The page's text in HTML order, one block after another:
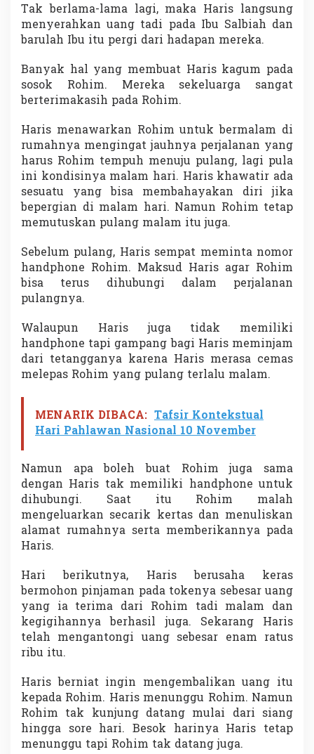
Tak berlama-lama lagi, maka Haris langsung
menyerahkan uang tadi pada Ibu Salbiah dan
barulah Ibu itu pergi dari hadapan mereka.
Banyak hal yang membuat Haris kagum pada
sosok Rohim. Mereka sekeluarga sangat
berterimakasih pada Rohim.
Haris menawarkan Rohim untuk bermalam di
rumahnya mengingat jauhnya perjalanan yang
harus Rohim tempuh menuju pulang, lagi pula
ini kondisinya malam hari. Haris khawatir ada
sesuatu yang bisa membahayakan diri jika
bepergian di malam hari. Namun Rohim tetap
memutuskan pulang malam itu juga.
Sebelum pulang, Haris sempat meminta nomor
handphone Rohim. Maksud Haris agar Rohim
bisa terus dihubungi dalam perjalanan
pulangnya.
Walaupun Haris juga tidak memiliki
handphone tapi gampang bagi Haris meminjam
dari tetangganya karena Haris merasa cemas
melepas Rohim yang pulang terlalu malam.
MENARIK DIBACA: Tafsir Kontekstual
Hari Pahlawan Nasional 10 November
Namun apa boleh buat Rohim juga sama
dengan Haris tak memiliki handphone untuk
dihubungi. Saat itu Rohim malah
mengeluarkan secarik kertas dan menuliskan
alamat rumahnya serta memberikannya pada
Haris.
Hari berikutnya, Haris berusaha keras
bermohon pinjaman pada tokenya sebesar uang
yang ia terima dari Rohim tadi malam dan
kegigihannya berhasil juga. Sekarang Haris
telah mengantongi uang sebesar enam ratus
ribu itu.
Haris berniat ingin mengembalikan uang itu
kepada Rohim. Haris menunggu Rohim. Namun
Rohim tak kunjung datang mulai dari siang
hingga sore hari. Besok harinya Haris tetap
menunggu tapi Rohim tak datang juga.